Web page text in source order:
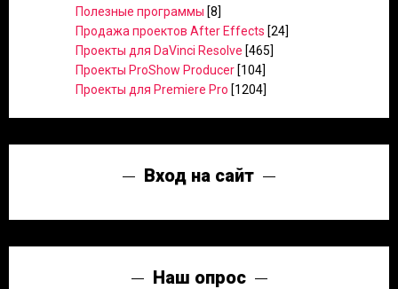
Полезные программы [8]
Продажа проектов After Effects [24]
Проекты для DaVinci Resolve [465]
Проекты ProShow Producer [104]
Проекты для Premiere Pro [1204]
Вход на сайт
Наш опрос